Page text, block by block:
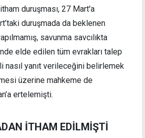
duruşması, 27 Mart'a
duruşmada da beklenen
savunma savcılıkta
elde edilen tüm evrakları talep
nasıl yanıt verileceğini belirlemek
üzerine mahkeme de
ertelemişti.
İTHAM EDİLMİŞTİ